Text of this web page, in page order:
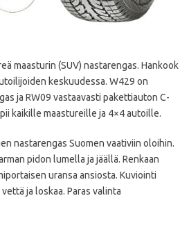
maasturin (SUV) nastarengas. Hankook
keskuudessa. W429 on
ja RW09 vastaavasti pakettiauton C-
kaikille maastureille ja 4×4 autoille.
nastarengas Suomen vaativiin oloihin.
pidon lumella ja jäällä. Renkaan
uransa ansiosta. Kuviointi
ja loskaa. Paras valinta